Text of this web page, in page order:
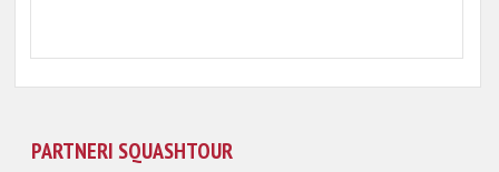
PARTNERI SQUASHTOUR